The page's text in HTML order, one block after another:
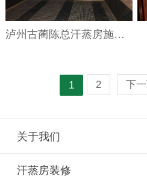
泸州古蔺陈总汗蒸房施工完成
1 2 下
关于我们
汗蒸房装修